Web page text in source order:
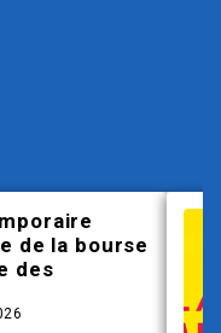
de la bourse
des